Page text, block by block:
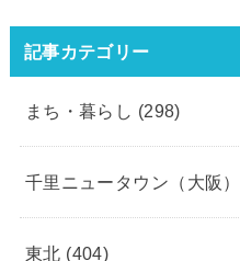
記事カテゴリー
まち・暮らし (298)
千里ニュータウン（大阪）
東北 (404)